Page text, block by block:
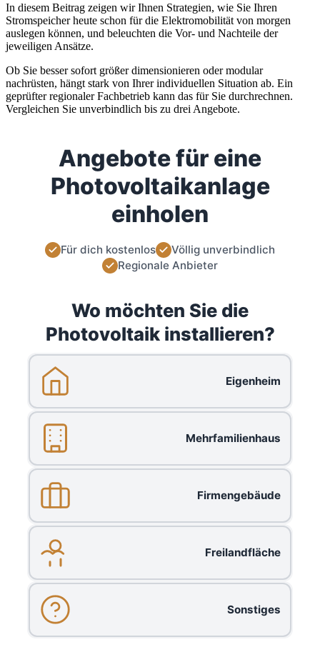
In diesem Beitrag zeigen wir Ihnen Strategien, wie Sie Ihren
Stromspeicher heute schon für die Elektromobilität von morgen
auslegen können, und beleuchten die Vor- und Nachteile der
jeweiligen Ansätze.
Ob Sie besser sofort größer dimensionieren oder modular
nachrüsten, hängt stark von Ihrer individuellen Situation ab. Ein
geprüfter regionaler Fachbetrieb kann das für Sie durchrechnen.
Vergleichen Sie unverbindlich bis zu drei Angebote.
Angebote für eine
Photovoltaikanlage
einholen
Für dich kostenlos
Völlig unverbindlich
Regionale Anbieter
Wo möchten Sie die
Photovoltaik installieren?
Eigenheim
Mehrfamilienhaus
Firmengebäude
Freilandfläche
Sonstiges